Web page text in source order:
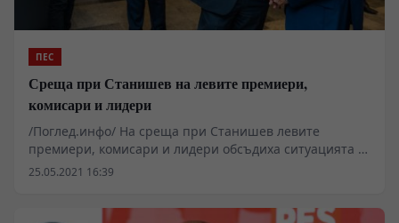
ПЕС
Среща при Станишев на левите премиери,
комисари и лидери
/Поглед.инфо/ На среща при Станишев левите
премиери, комисари и лидери обсъдиха ситуацията с
Беларус, външната политика на ЕС, измененията в
25.05.2021 16:39